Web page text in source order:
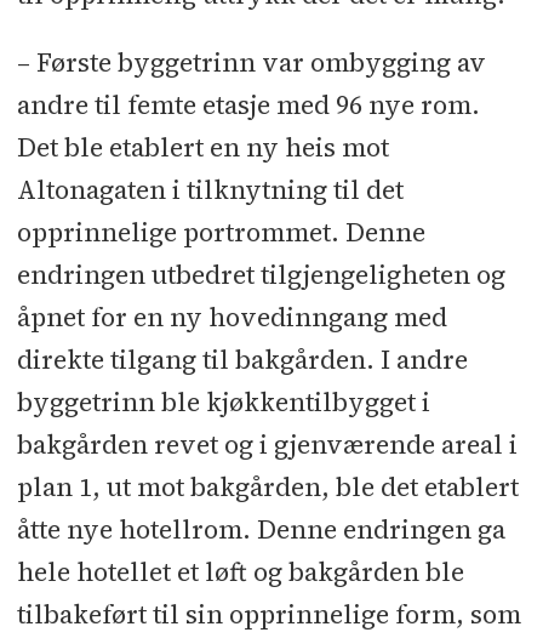
– Første byggetrinn var ombygging av
andre til femte etasje med 96 nye rom.
Det ble etablert en ny heis mot
Altonagaten i tilknytning til det
opprinnelige portrommet. Denne
endringen utbedret tilgjengeligheten og
åpnet for en ny hovedinngang med
direkte tilgang til bakgården. I andre
byggetrinn ble kjøkkentilbygget i
bakgården revet og i gjenværende areal i
plan 1, ut mot bakgården, ble det etablert
åtte nye hotellrom. Denne endringen ga
hele hotellet et løft og bakgården ble
tilbakeført til sin opprinnelige form, som